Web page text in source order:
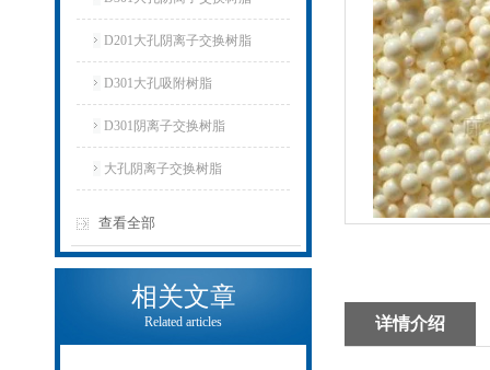
D201大孔阴离子交换树脂
D301大孔吸附树脂
D301阴离子交换树脂
大孔阴离子交换树脂
查看全部
相关文章
Related articles 详情介绍